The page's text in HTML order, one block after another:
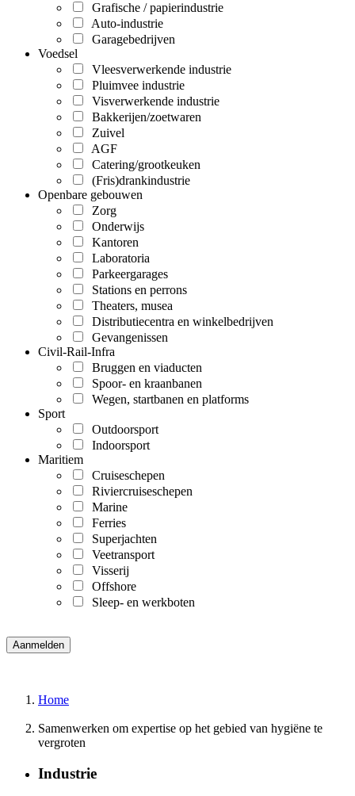
Grafische / papierindustrie
Auto-industrie
Garagebedrijven
Voedsel
Vleesverwerkende industrie
Pluimvee industrie
Visverwerkende industrie
Bakkerijen/zoetwaren
Zuivel
AGF
Catering/grootkeuken
(Fris)drankindustrie
Openbare gebouwen
Zorg
Onderwijs
Kantoren
Laboratoria
Parkeergarages
Stations en perrons
Theaters, musea
Distributiecentra en winkelbedrijven
Gevangenissen
Civil-Rail-Infra
Bruggen en viaducten
Spoor- en kraanbanen
Wegen, startbanen en platforms
Sport
Outdoorsport
Indoorsport
Maritiem
Cruiseschepen
Riviercruiseschepen
Marine
Ferries
Superjachten
Veetransport
Visserij
Offshore
Sleep- en werkboten
Home
Samenwerken om expertise op het gebied van hygiëne te
vergroten
Industrie